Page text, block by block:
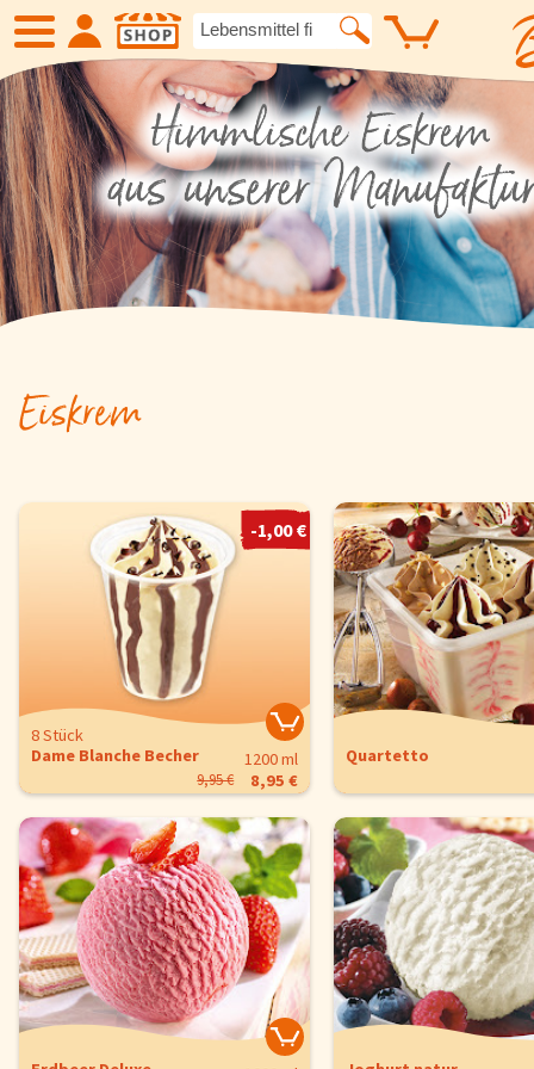
SHOP
Neue Produkte Angebote
Eiskrem Früchte
Kartoffelspezialitäten
Geflügel Fleisch
Fisch Pizzen und
Snacks
Schnelle Mahlzeiten Torten
Brot und Brötchen
Über uns
Qualität
Presse & News
Rezepte
Karriere
Eiskrem
-1,00 €
8 Stück
Dame Blanche Becher
1200 ml
8,95 €
9,95 €
Quartetto